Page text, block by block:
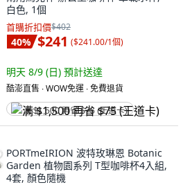
白色, 1個
首購折扣價$402
40% $241 ($241.00/1個)
明天 8/9 (日) 預計送達
酷澎直售 ∙ WOW免運 ∙ 免費退貨
满 $1,500 再省 $75 (王道卡)
PORTmeIRION 波特玫琳恩 Botanic
Garden 植物園系列 T型咖啡杯4入組,
4套, 顏色隨機